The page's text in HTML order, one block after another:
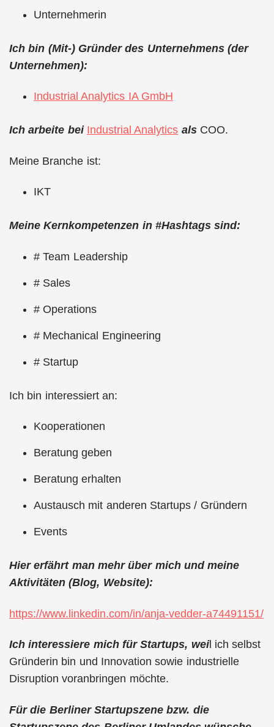
Unternehmerin
Ich bin (Mit-) Gründer des Unternehmens (der
Unternehmen):
Industrial Analytics IA GmbH
Ich arbeite bei Industrial Analytics als COO.
Meine Branche ist:
IKT
Meine Kernkompetenzen in #Hashtags sind:
# Team Leadership
# Sales
# Operations
# Mechanical Engineering
# Startup
Ich bin interessiert an:
Kooperationen
Beratung geben
Beratung erhalten
Austausch mit anderen Startups / Gründern
Events
Hier erfährt man mehr über mich und meine
Aktivitäten (Blog, Website):
https://www.linkedin.com/in/anja-vedder-a74491151/
Ich interessiere mich für Startups, weil ich selbst
Gründerin bin und Innovation sowie industrielle
Disruption voranbringen möchte.
Für die Berliner Startupszene bzw. die